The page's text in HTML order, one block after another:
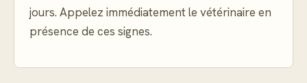
jours. Appelez immédiatement le vétérinaire en
présence de ces signes.